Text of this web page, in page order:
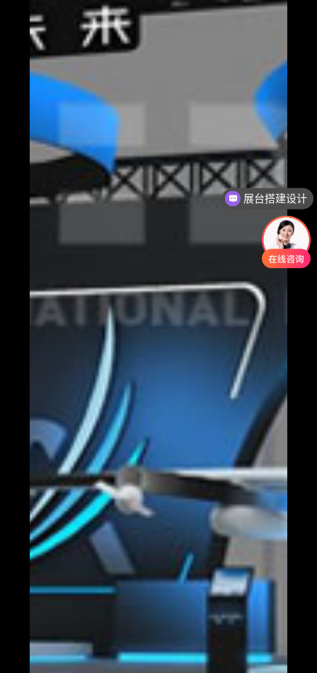
展台搭建设计